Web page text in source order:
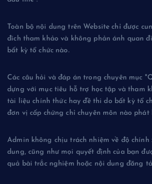
Toàn bộ nội dung trên Website chỉ được
đích tham khảo và không phản ánh quan
bất kỳ tổ chức nào.
Các câu hỏi và đáp án trong chuyên mục
dựng với mục tiêu hỗ trợ học tập và tham
tài liệu chính thức hay đề thi do bất kỳ tổ
đơn vị cấp chứng chỉ chuyên môn nào phát
Admin không chịu trách nhiệm về độ chính
dung, cũng như mọi quyết định của bạn
quả bài trắc nghiệm hoặc nội dung đăng